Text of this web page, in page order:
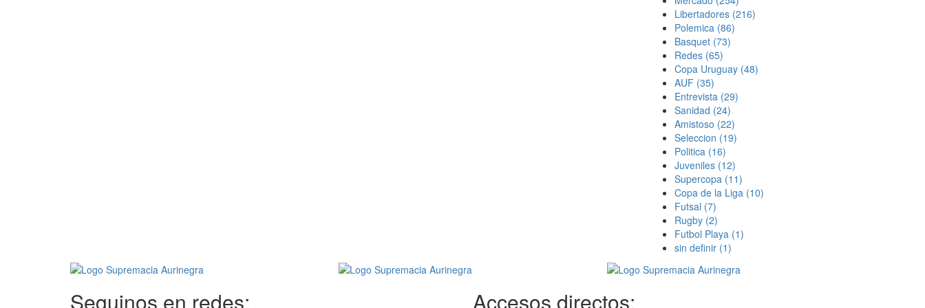
Libertadores (216)
Polemica (86)
Basquet (73)
Redes (65)
Copa Uruguay (48)
AUF (35)
Entrevista (29)
Sanidad (24)
Amistoso (22)
Seleccion (19)
Politica (16)
Juveniles (12)
Supercopa (11)
Copa de la Liga (10)
Futsal (7)
Rugby (2)
Futbol Playa (1)
sin definir (1)
Seguinos en redes: Accesos directos: